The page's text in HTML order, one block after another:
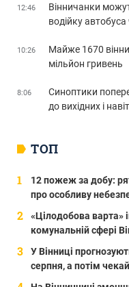
ТОП
12 пожеж за добу:
про особливу
«Цілодобова варта»
комунальній сфері
У Вінниці
серпня, а потім
12:46
Вінничанки
водійку
10:26
Майже 1670
мільйон гривень
8:06
Синоптики
до вихідних і